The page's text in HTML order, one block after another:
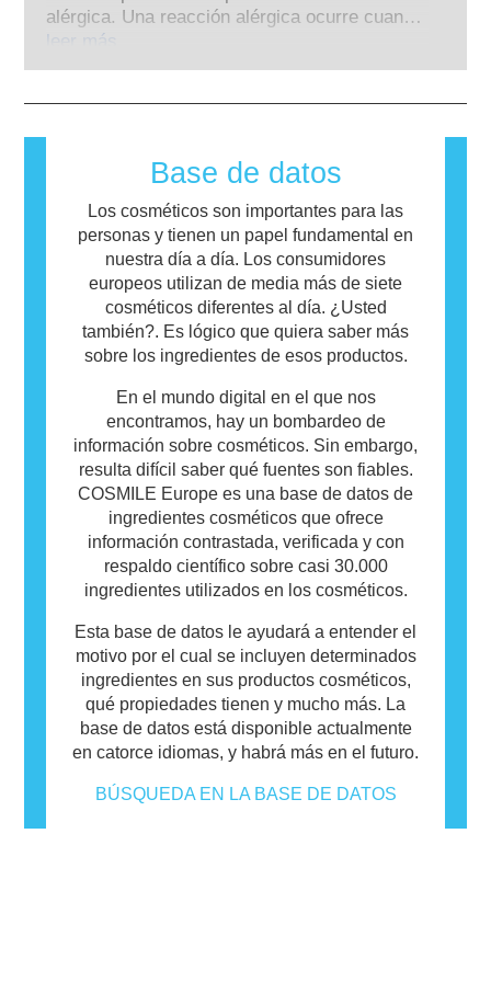
cubren todos los riesgos potenciales, incluida
la posible alteración endocrina.
ingredientes y productos cosméticos.
alérgica. Una reacción alérgica ocurre cuando
el sistema inmunológico de una persona
de cuidado personal pueden contener
ingredientes que pueden resultar alergénicos
para algunas personas. Esto no significa que
el producto no sea seguro para que otros lo
utilicen.
leer más
Base de datos
Los cosméticos son importantes para las
personas y tienen un papel fundamental en
nuestra día a día. Los consumidores
europeos utilizan de media más de siete
cosméticos diferentes al día. ¿Usted
también?. Es lógico que quiera saber más
sobre los ingredientes de esos productos.
En el mundo digital en el que nos
encontramos, hay un bombardeo de
información sobre cosméticos. Sin embargo,
resulta difícil saber qué fuentes son fiables.
COSMILE Europe es una base de datos de
ingredientes cosméticos que ofrece
información contrastada, verificada y con
respaldo científico sobre casi 30.000
ingredientes utilizados en los cosméticos.
Esta base de datos le ayudará a entender el
motivo por el cual se incluyen determinados
ingredientes en sus productos cosméticos,
qué propiedades tienen y mucho más. La
base de datos está disponible actualmente
en catorce idiomas, y habrá más en el futuro.
BÚSQUEDA EN LA BASE DE DATOS